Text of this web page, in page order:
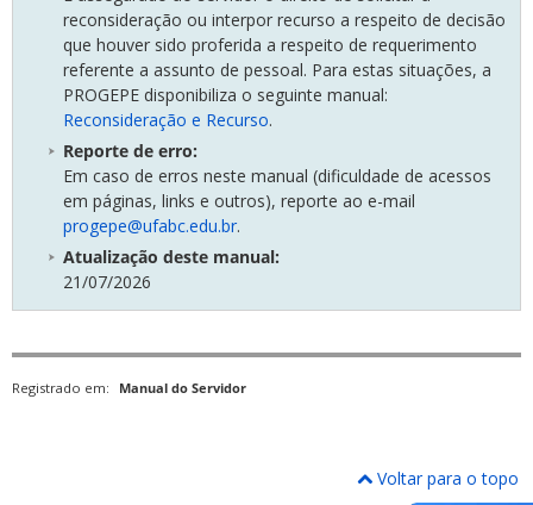
reconsideração ou interpor recurso a respeito de decisão
que houver sido proferida a respeito de requerimento
referente a assunto de pessoal. Para estas situações, a
PROGEPE disponibiliza o seguinte manual:
Reconsideração e Recurso.
Reporte de erro:
Em caso de erros neste manual (dificuldade de acessos
em páginas, links e outros), reporte ao e-mail
progepe@ufabc.edu.br.
Atualização deste manual:
21/07/2026
Registrado em: Manual do Servidor
Voltar para o topo